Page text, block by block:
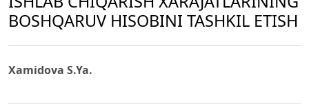
BOSHQARUV HISOBINI TASHKIL ETISH
Xamidova S.Ya.